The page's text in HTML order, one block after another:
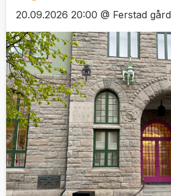
20.09.2026 20:00 @ Ferstad gård